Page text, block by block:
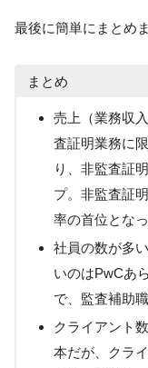
最後に簡単にまとめま
まとめ
売上（業務収
査証明業務に
り、非監査証
プ。非監査証
率の首位とな
社員の数が多
いのはPwCあ
で、監査補助
クライアント
本だが、クラ